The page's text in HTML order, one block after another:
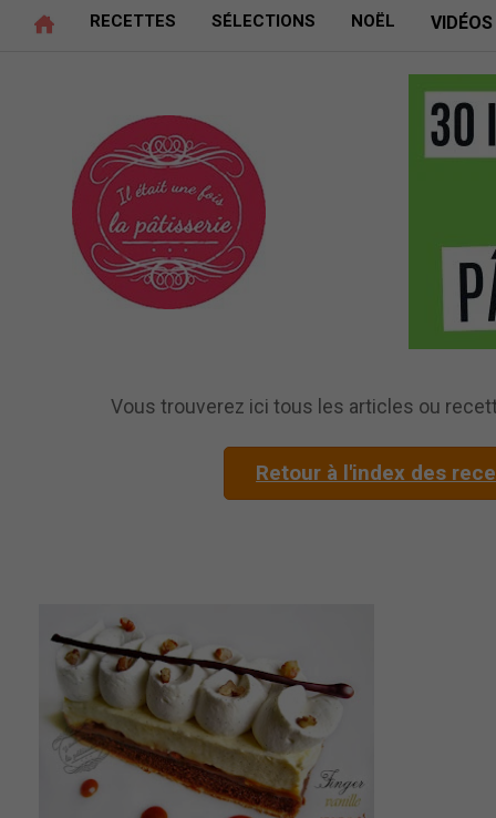
RECETTES SÉLECTIONS NOËL VIDÉOS
Vous trouverez ici tous les articles ou
Retour à l'index des